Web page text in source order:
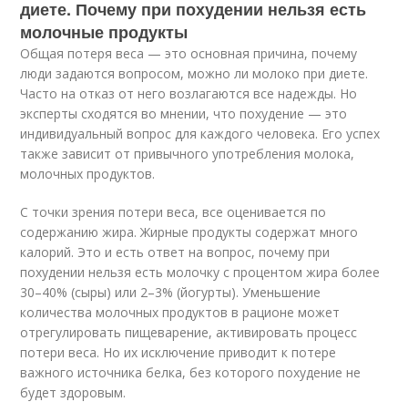
диете. Почему при похудении нельзя есть
молочные продукты
Общая потеря веса — это основная причина, почему
люди задаются вопросом, можно ли молоко при диете.
Часто на отказ от него возлагаются все надежды. Но
эксперты сходятся во мнении, что похудение — это
индивидуальный вопрос для каждого человека. Его успех
также зависит от привычного употребления молока,
молочных продуктов.
С точки зрения потери веса, все оценивается по
содержанию жира. Жирные продукты содержат много
калорий. Это и есть ответ на вопрос, почему при
похудении нельзя есть молочку с процентом жира более
30–40% (сыры) или 2–3% (йогурты). Уменьшение
количества молочных продуктов в рационе может
отрегулировать пищеварение, активировать процесс
потери веса. Но их исключение приводит к потере
важного источника белка, без которого похудение не
будет здоровым.